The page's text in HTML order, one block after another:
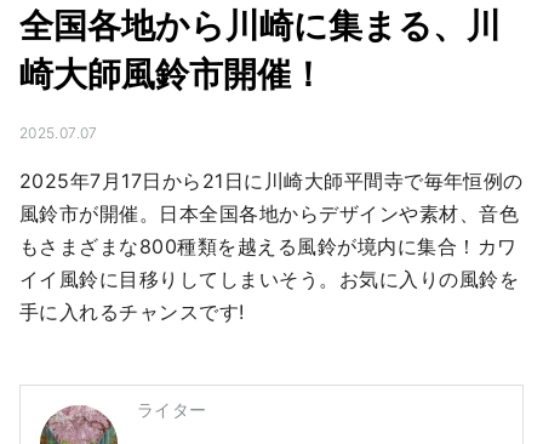
全国各地から川崎に集まる、川
崎大師風鈴市開催！
2025.07.07
2025年7月17日から21日に川崎大師平間寺で毎年恒例の
風鈴市が開催。日本全国各地からデザインや素材、音色
もさまざまな800種類を越える風鈴が境内に集合！カワ
イイ風鈴に目移りしてしまいそう。お気に入りの風鈴を
手に入れるチャンスです!
ライター